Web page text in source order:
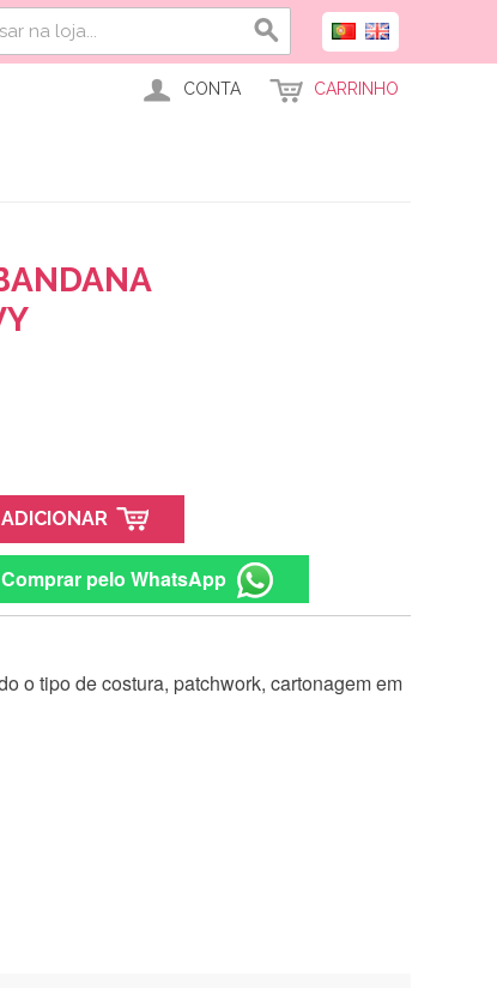
CONTA CARRINHO
ADICIONAR
Comprar pelo WhatsApp
o tipo de costura, patchwork, cartonagem em